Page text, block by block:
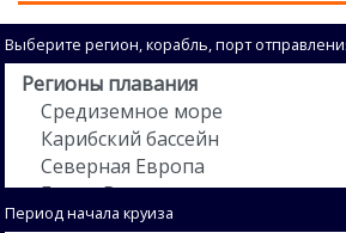
Выберите регион, корабль, порт
Период начала круиза